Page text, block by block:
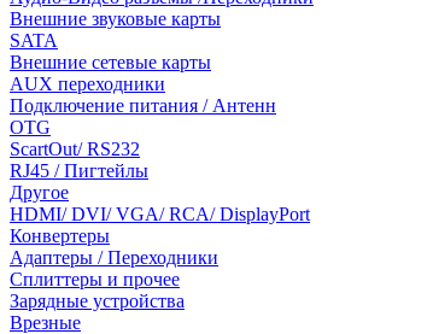
Внешние звуковые карты
SATA
Внешние сетевые карты
AUX переходники
Подключение питания / Антенн
OTG
ScartOut/ RS232
RJ45 / Пигтейлы
Другое
HDMI/ DVI/ VGA/ RCA/ DisplayPort
Конвертеры
Адаптеры / Переходники
Сплиттеры и прочее
Зарядные устройства
Врезные